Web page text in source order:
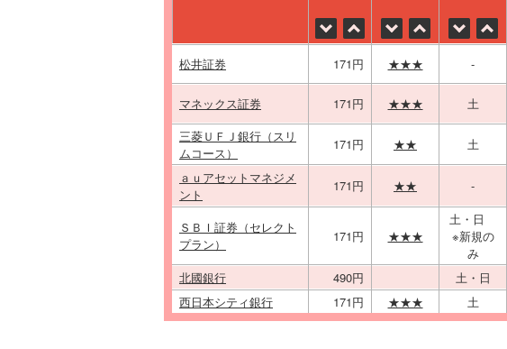
松井証券 171円 ★★★ -
マネックス証券 171円 ★★★ 土
三菱ＵＦＪ銀行（スリ
ムコース）
171円 ★★ 土
ａｕアセットマネジメ
ント
171円 ★★ -
ＳＢＩ証券（セレクト
プラン）
171円 ★★★
土・日
※新規の
み
北國銀行 490円 土・日
西日本シティ銀行
171円 ★★★ 土